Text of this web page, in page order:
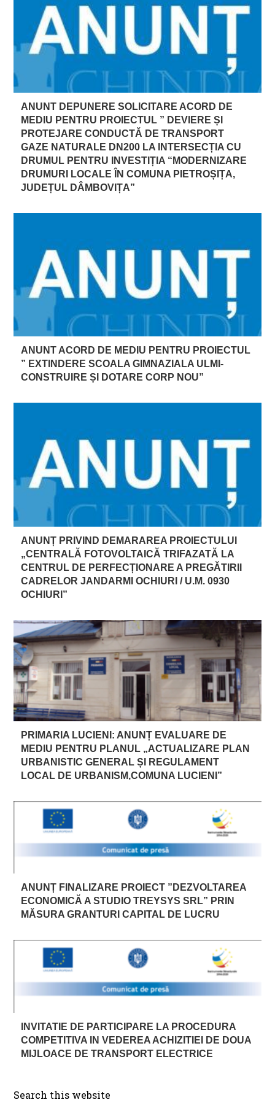
ANUNT DEPUNERE SOLICITARE ACORD DE
MEDIU PENTRU PROIECTUL ” DEVIERE ȘI
PROTEJARE CONDUCTĂ DE TRANSPORT
GAZE NATURALE DN200 LA INTERSECȚIA CU
DRUMUL PENTRU INVESTIȚIA “MODERNIZARE
DRUMURI LOCALE ÎN COMUNA PIETROȘIȚA,
JUDEȚUL DÂMBOVIȚA”
ANUNT ACORD DE MEDIU PENTRU PROIECTUL
” EXTINDERE SCOALA GIMNAZIALA ULMI-
CONSTRUIRE ȘI DOTARE CORP NOU”
ANUNȚ PRIVIND DEMARAREA PROIECTULUI
„CENTRALĂ FOTOVOLTAICĂ TRIFAZATĂ LA
CENTRUL DE PERFECȚIONARE A PREGĂTIRII
CADRELOR JANDARMI OCHIURI / U.M. 0930
OCHIURI”
PRIMARIA LUCIENI: ANUNȚ EVALUARE DE
MEDIU PENTRU PLANUL „ACTUALIZARE PLAN
URBANISTIC GENERAL ȘI REGULAMENT
LOCAL DE URBANISM,COMUNA LUCIENI”
ANUNȚ FINALIZARE PROIECT ”DEZVOLTAREA
ECONOMICĂ A STUDIO TREYSYS SRL” PRIN
MĂSURA GRANTURI CAPITAL DE LUCRU
INVITATIE DE PARTICIPARE LA PROCEDURA
COMPETITIVA IN VEDEREA ACHIZITIEI DE DOUA
MIJLOACE DE TRANSPORT ELECTRICE
Search this website